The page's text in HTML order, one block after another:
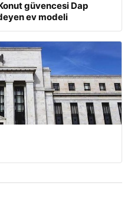
güvencesi Dap
ev modeli